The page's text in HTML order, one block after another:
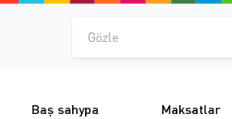
Gözle
Baş sahypa Maksatlar